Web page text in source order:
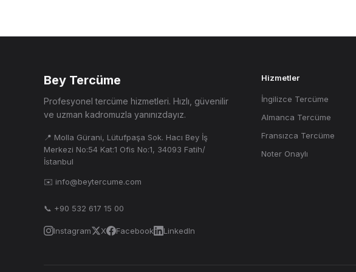
Bey Tercüme
Profesyonel tercüme hizmetleri. Hızlı, güvenilir
ve uzman kadromuzla yanınızdayız.
📍 Molla Gürani, Lütufpaşa Sok. Hacı Bey İş
Merkezi No:54 Kat:1 Ofis No:1, 34093 Fatih/
İstanbul
✉️ info@beytercume.com
📞 +90 532 617 15 00
Instagram X Facebook LinkedIn
Hizmetler
İngilizce Tercüme
Almanca Tercüme
Fransızca Tercüme
Noter Onaylı